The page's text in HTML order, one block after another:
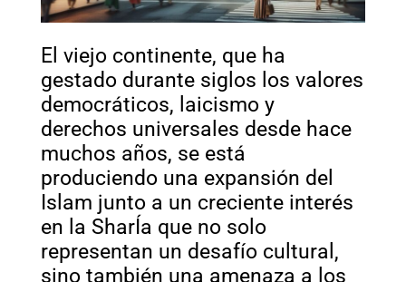
El viejo continente, que ha
gestado durante siglos los valores
democráticos, laicismo y
derechos universales desde hace
muchos años, se está
produciendo una expansión del
Islam junto a un creciente interés
en la SharÍa que no solo
representan un desafío cultural,
sino también una amenaza a los